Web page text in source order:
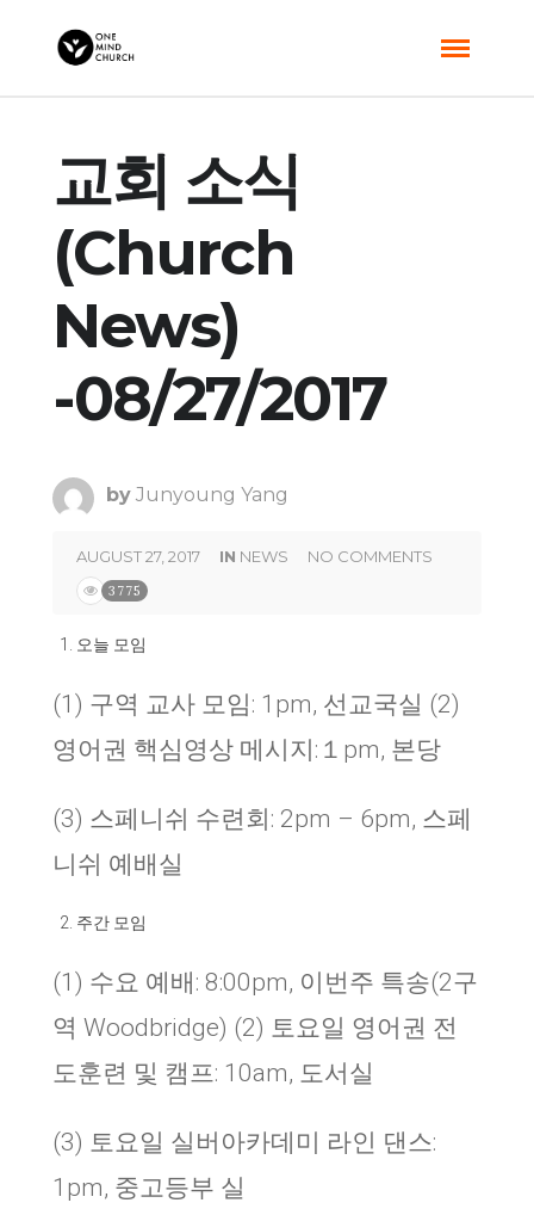
교회 소식
(Church
News)
-08/27/2017
by Junyoung Yang
AUGUST 27, 2017 IN NEWS NO COMMENTS
3775
오늘 모임
(1) 구역 교사 모임: 1pm, 선교국실 (2)
영어권 핵심영상 메시지:１pm, 본당
(3) 스페니쉬 수련회: 2pm – 6pm, 스페
니쉬 예배실
주간 모임
(1) 수요 예배: 8:00pm, 이번주 특송(2구
역 Woodbridge) (2) 토요일 영어권 전
도훈련 및 캠프: 10am, 도서실
(3) 토요일 실버아카데미 라인 댄스:
1pm, 중고등부 실